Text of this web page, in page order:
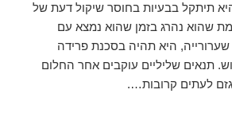
תיתקל בבעיות בחוסר שיקול דעת של
שהוא נהרג בזמן שהוא נמצא עם
היא תהיה בסכנת פרידה
תנאים שליליים עוקבים אחר החלום
לעתים קרובות….